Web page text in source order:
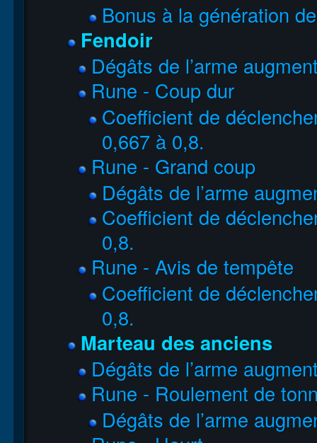
Bonus à la génération
Fendoir
Dégâts de l’arme
Rune - Coup dur
Coefficient de
0,667 à 0,8.
Rune - Grand coup
Dégâts de l’arme
Coefficient de
0,8.
Rune - Avis de tempête
Coefficient de
0,8.
Marteau des anciens
Dégâts de l’arme
Rune - Roulement de
Dégâts de l’arme